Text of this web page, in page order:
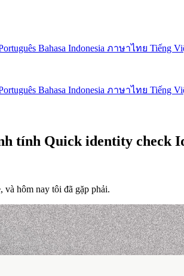
Bahasa Indonesia ภาษาไทย Tiếng
Bahasa Indonesia ภาษาไทย Tiếng
tính Quick identity check
và hôm nay tôi đã gặp phải.